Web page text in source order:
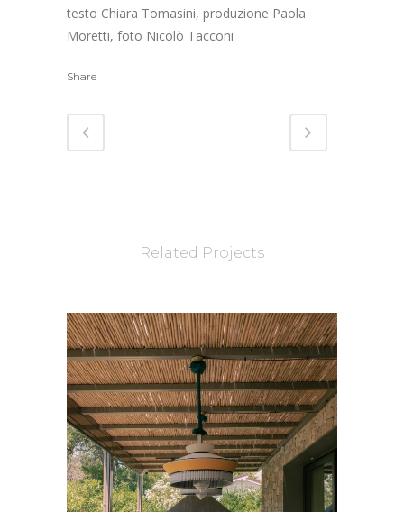
testo Chiara Tomasini, produzione Paola
Moretti, foto Nicolò Tacconi
Share
Related Projects